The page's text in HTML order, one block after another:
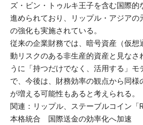
ズ・ビン・トゥルキ王子を含む国際的
進められており、リップル・アジアの
の強化も実施されている。
従来の企業財務では、暗号資産（仮想
動リスクのある非生産的資産と見なさ
うに「持つだけでなく、活用する」モ
で、今後は、財務効率の観点から同様
が増える可能性もあると考えられる。
関連： リップル、ステーブルコイン「
本格統合 国際送金の効率化へ加速